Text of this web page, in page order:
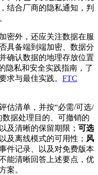
结合厂商的隐私通知，判
密外，还应关注数据在服
具备端到端加密、数据分
确认数据的地理存放位置
隐私和安全实践指南，了
求与最佳实践。 FTC
估清单，并按“必需/可选/
数据处理目的、可撤销的
及清晰的保留期限； 可选
及离线模式的可用性； 风
件记录、以及对免费版本
能清晰回答上述要点，优
案。